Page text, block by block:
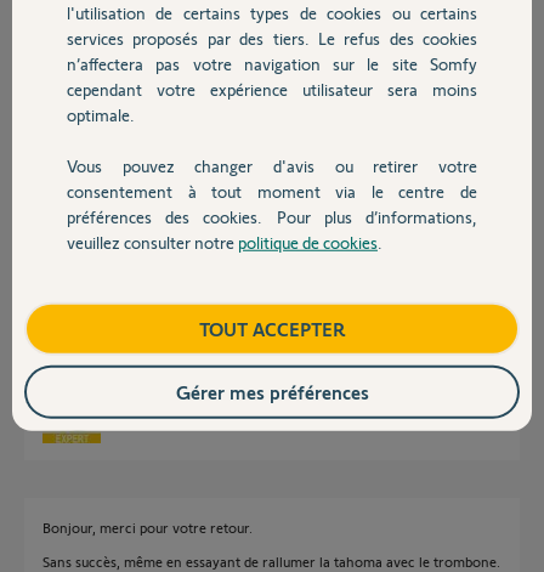
Autres produits
Devis avec un pro
Contact
Participer au fil de discussion
Réponses
Bonjour
Débranchez le TaHoma.
Relancez votre box internet.
Bonne journée.
Jean-Luc B. il y a 2 mois
Bonjour, merci pour votre retour.
Sans succès, même en essayant de rallumer la tahoma avec le trombone.
l'utilisation de certains types de cookies ou certains
services proposés par des tiers. Le refus des cookies
n’affectera pas votre navigation sur le site Somfy
cependant votre expérience utilisateur sera moins
optimale.
Vous pouvez changer d'avis ou retirer votre
consentement à tout moment via le centre de
préférences des cookies. Pour plus d’informations,
veuillez consulter notre politique de cookies
TOUT ACCEPTER
Gérer mes préférences